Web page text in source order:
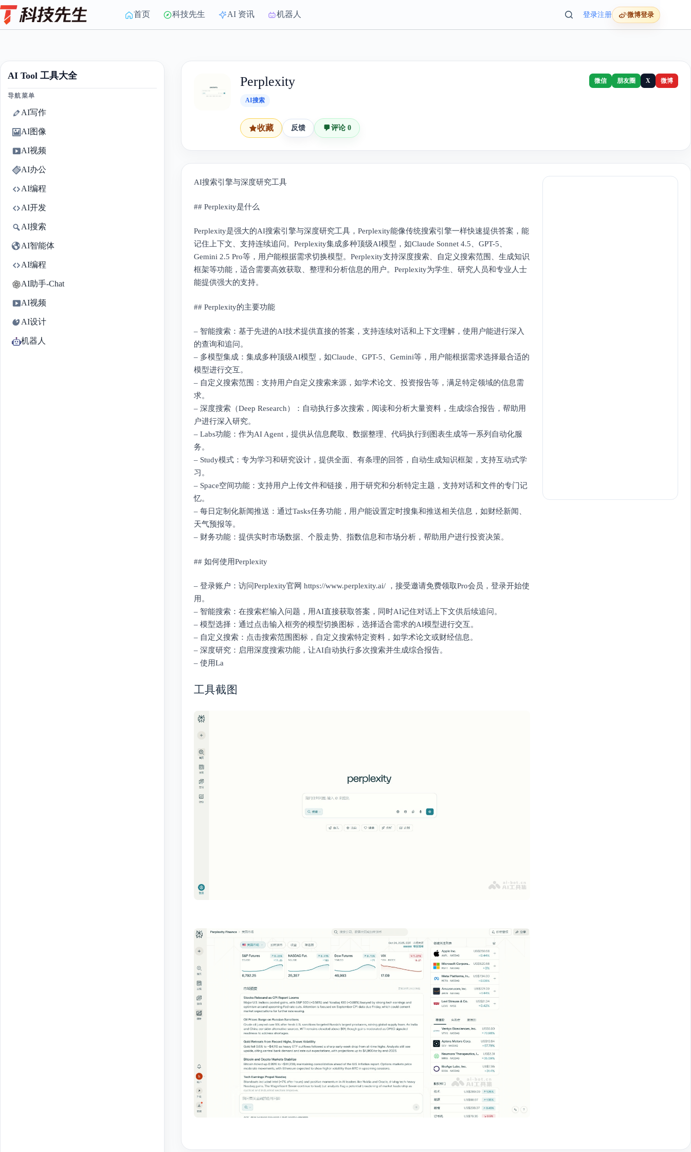
Skip
to
content
首页 科技先生 AI 资讯 机器人 登录注册 微博登录
AI Tool 工具大全
导航菜单
AI写作
AI图像
AI视频
AI办公
AI编程
AI开发
AI搜索
AI智能体
AI编程
AI助手-Chat
AI视频
AI设计
机器人
Perplexity 微信 朋友圈 X 微博
AI搜索
收藏 反馈 评论 0
AI搜索引擎与深度研究工具
## Perplexity是什么
Perplexity是强大的AI搜索引擎与深度研究工具，Perplexity能像传统搜索引擎一样快速提供答案，能
记住上下文、支持连续追问。Perplexity集成多种顶级AI模型，如Claude Sonnet 4.5、GPT-5、
Gemini 2.5 Pro等，用户能根据需求切换模型。Perplexity支持深度搜索、自定义搜索范围、生成知识
框架等功能，适合需要高效获取、整理和分析信息的用户。Perplexity为学生、研究人员和专业人士
能提供强大的支持。
## Perplexity的主要功能
– 智能搜索：基于先进的AI技术提供直接的答案，支持连续对话和上下文理解，使用户能进行深入
的查询和追问。
– 多模型集成：集成多种顶级AI模型，如Claude、GPT-5、Gemini等，用户能根据需求选择最合适的
模型进行交互。
– 自定义搜索范围：支持用户自定义搜索来源，如学术论文、投资报告等，满足特定领域的信息需
求。
– 深度搜索（Deep Research）：自动执行多次搜索，阅读和分析大量资料，生成综合报告，帮助用
户进行深入研究。
– Labs功能：作为AI Agent，提供从信息爬取、数据整理、代码执行到图表生成等一系列自动化服
务。
– Study模式：专为学习和研究设计，提供全面、有条理的回答，自动生成知识框架，支持互动式学
习。
– Space空间功能：支持用户上传文件和链接，用于研究和分析特定主题，支持对话和文件的专门记
忆。
– 每日定制化新闻推送：通过Tasks任务功能，用户能设置定时搜集和推送相关信息，如财经新闻、
天气预报等。
– 财务功能：提供实时市场数据、个股走势、指数信息和市场分析，帮助用户进行投资决策。
## 如何使用Perplexity
– 登录账户：访问Perplexity官网 https://www.perplexity.ai/ ，接受邀请免费领取Pro会员，登录开始使
用。
– 智能搜索：在搜索栏输入问题，用AI直接获取答案，同时AI记住对话上下文供后续追问。
– 模型选择：通过点击输入框旁的模型切换图标，选择适合需求的AI模型进行交互。
– 自定义搜索：点击搜索范围图标，自定义搜索特定资料，如学术论文或财经信息。
– 深度研究：启用深度搜索功能，让AI自动执行多次搜索并生成综合报告。
– 使用La
工具截图